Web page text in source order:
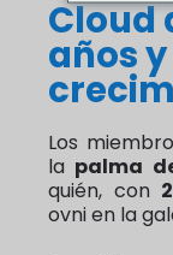
Cloud
años
Los
la palma
quién, con
ovni en la